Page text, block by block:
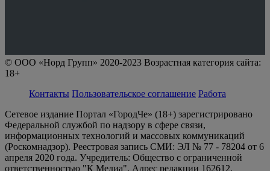
© ООО «Норд Групп» 2020-2023 Возрастная категория сайта:
18+
Контакты Пользовательское соглашение Работа
Сетевое издание Портал «ГородЧе» (18+) зарегистрировано
Федеральной службой по надзору в сфере связи,
информационных технологий и массовых коммуникаций
(Роскомнадзор). Реестровая запись СМИ: ЭЛ № 77 - 78204 от 6
апреля 2020 года. Учредитель: Общество с ограниченной
ответственностью "К Медиа". Адрес редакции 162612,